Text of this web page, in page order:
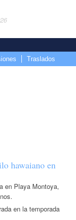
Traslados
hawaiano en
en Playa Montoya,
en la temporada